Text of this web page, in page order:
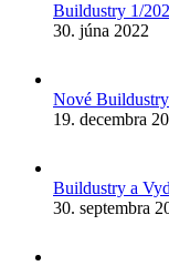
Buildustry 1/
30. júna 2022
Nové
19. decembra
Buildustry a
30. septembra